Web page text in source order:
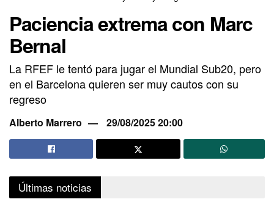
Paciencia extrema con Marc
Bernal
La RFEF le tentó para jugar el Mundial Sub20, pero
en el Barcelona quieren ser muy cautos con su
regreso
Alberto Marrero 29/08/2025 20:00
Últimas noticias